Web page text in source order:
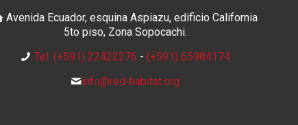
Avenida Ecuador, esquina Aspiazu, edificio California
5to piso, Zona Sopocachi.
Tel: (+591) 22422276 - (+591) 65984174
info@red-habitat.org